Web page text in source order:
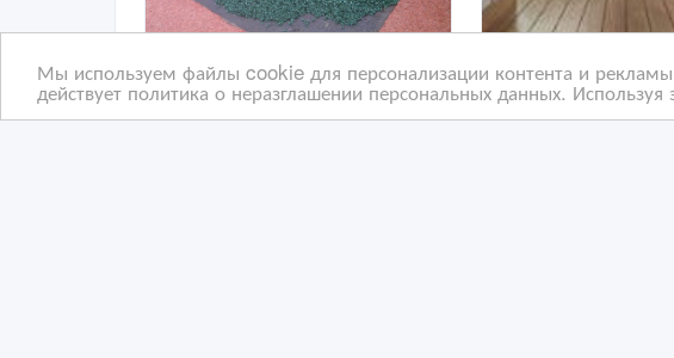
Мы используем файлы cookie для персонализации контента и
действует политика о неразглашении персональных данных.